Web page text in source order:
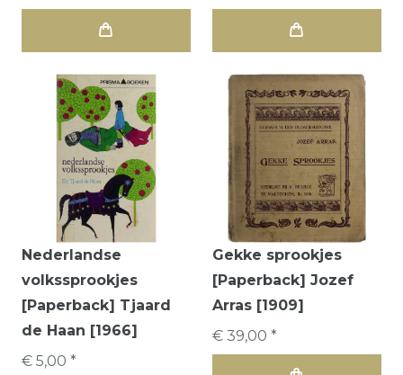
Nederlandse
volkssprookjes
[Paperback] Tjaard
de Haan [1966]
€ 5,00 *
Gekke sprookjes
[Paperback] Jozef
Arras [1909]
€ 39,00 *